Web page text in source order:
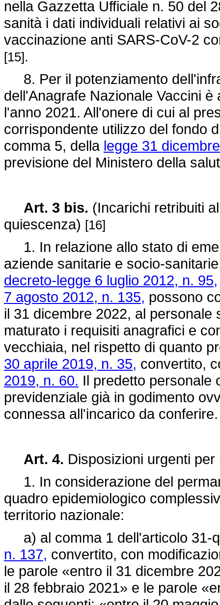
nella Gazzetta Ufficiale n. 50 del
sanità i dati individuali relativi ai
vaccinazione anti SARS-CoV-2
[15].
8. Per il potenziamento
dell'Anagrafe Nazionale Vaccini
l'anno 2021. All'onere di cui al
corrispondente utilizzo del fondo
comma 5, della legge 31
previsione del Ministero della
Art. 3 bis. (Incarichi retribuiti
quiescenza) [16]
1. In relazione allo stato di
aziende sanitarie e socio-
decreto-legge 6 luglio 2012, n. 95,
7 agosto 2012, n. 135, possono
il 31 dicembre 2022, al
maturato i requisiti anagrafici e
vecchiaia, nel rispetto di quanto
30 aprile 2019, n. 35, convertito,
2019, n. 60. Il predetto personale
previdenziale già in godimento
connessa all'incarico da conferire.
Art. 4. Disposizioni urgenti
1. In considerazione del
quadro epidemiologico
territorio nazionale:
a) al comma 1 dell'articolo 31-
n. 137, convertito, con
le parole «entro il 31 dicembre
il 28 febbraio 2021» e le parole